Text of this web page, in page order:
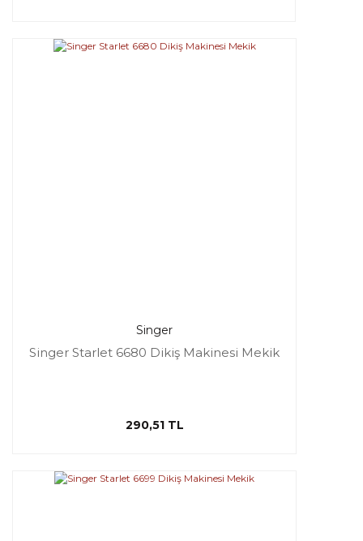
Singer
Singer Starlet 6680 Dikiş Makinesi Mekik
290,51 TL